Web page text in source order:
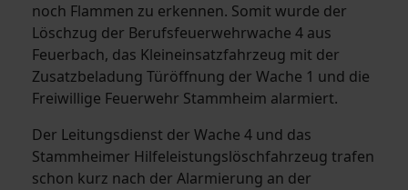
noch Flammen zu erkennen. Somit wurde der
Löschzug der Berufsfeuerwehrwache 4 aus
Feuerbach, das Kleineinsatzfahrzeug mit der
Zusatzbeladung Türöffnung der Wache 1 und die
Freiwillige Feuerwehr Stammheim alarmiert.
Der Leitungsdienst der Wache 4 und das
Stammheimer Hilfeleistungslöschfahrzeug trafen
schon kurz nach der Alarmierung an der